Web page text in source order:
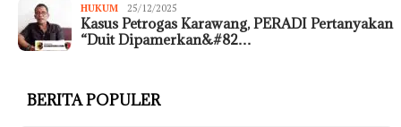
HUKUM 25/12/2025
Kasus Petrogas Karawang, PERADI Pertanyakan
“Duit Dipamerkan&#82…
BERITA POPULER